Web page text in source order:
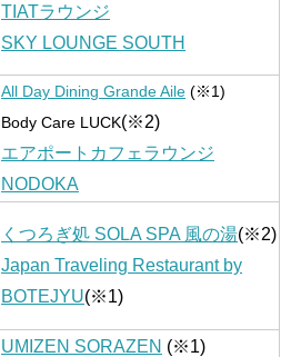
TIATラウンジ
SKY LOUNGE SOUTH
All Day Dining Grande Aile (※1)
Body Care LUCK(※2)
エアポートカフェラウンジ
NODOKA
くつろぎ処 SOLA SPA 風の湯(※2)
Japan Traveling Restaurant by
BOTEJYU(※1)
UMIZEN SORAZEN (※1)